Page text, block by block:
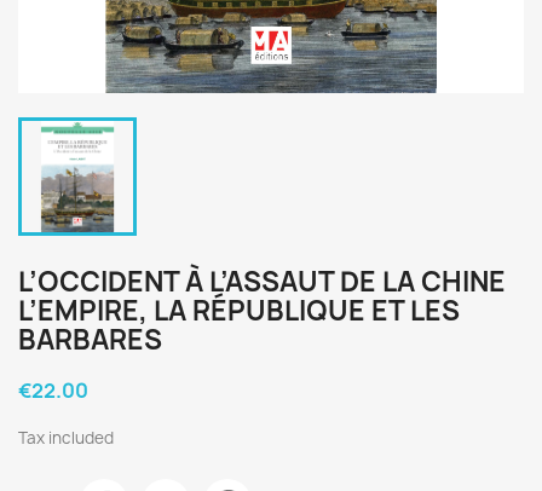
L’OCCIDENT À L’ASSAUT DE LA CHINE
L’EMPIRE, LA RÉPUBLIQUE ET LES
BARBARES
€22.00
Tax included